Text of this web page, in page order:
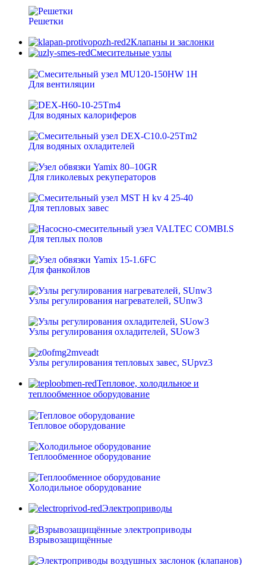
Решетки
Клапаны и заслонки
Смесительные узлы
Для вентиляции
Для водяных калориферов
Для водяных охладителей
Для гликолевых рекуператоров
Для тепловых завес
Для теплых полов
Для фанкойлов
Узлы регулирования нагревателей, SUnw3
Узлы регулирования охладителей, SUow3
Узлы регулирования тепловых завес, SUpvz3
Тепловое, холодильное и
теплообменное оборудование
Тепловое оборудование
Теплообменное оборудование
Холодильное оборудование
Электроприводы
Взрывозащищённые